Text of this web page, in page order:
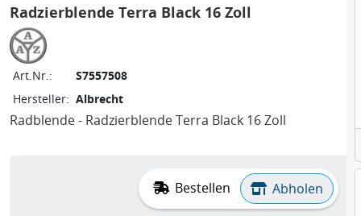
Radzierblende Terra Black 16 Zoll
Art.Nr.:
S7557508
Hersteller: Albrecht
Radblende - Radzierblende Terra Black 16 Zoll
Bestellen Abholen